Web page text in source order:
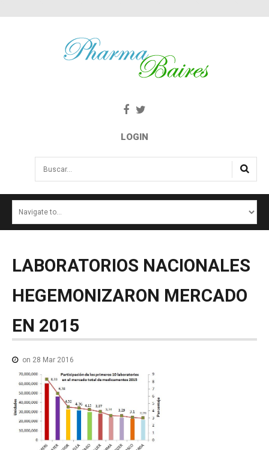
LOGIN
Buscar...
NOTICIAS
NOTICIAS MEDICAMENTOS
CONTACTO
LABORATORIOS NACIONALES
HEGEMONIZARON MERCADO
EN 2015
on 28 Mar 2016